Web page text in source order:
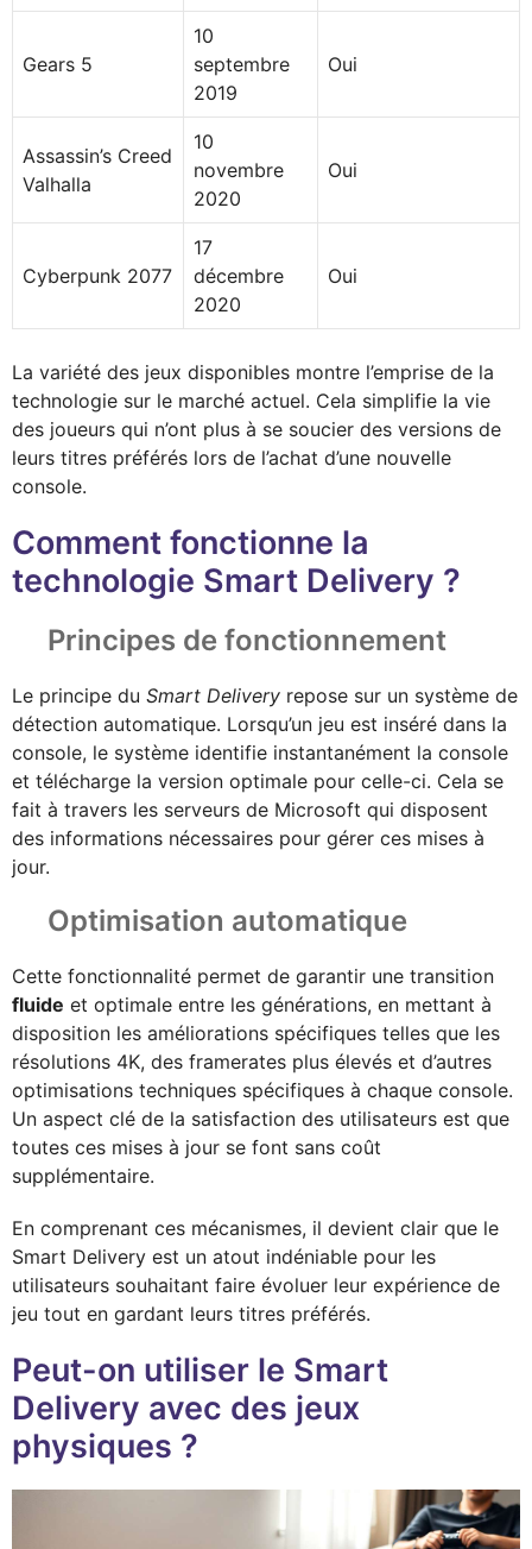
Gears 5
10
septembre
2019
Oui
Assassin’s Creed
Valhalla
10
novembre
2020
Oui
Cyberpunk 2077
17
décembre
2020
Oui
La variété des jeux disponibles montre l’emprise de la
technologie sur le marché actuel. Cela simplifie la vie
des joueurs qui n’ont plus à se soucier des versions de
leurs titres préférés lors de l’achat d’une nouvelle
console.
Comment fonctionne la
technologie Smart Delivery ?
Principes de fonctionnement
Le principe du Smart Delivery repose sur un système de
détection automatique. Lorsqu’un jeu est inséré dans la
console, le système identifie instantanément la console
et télécharge la version optimale pour celle-ci. Cela se
fait à travers les serveurs de Microsoft qui disposent
des informations nécessaires pour gérer ces mises à
jour.
Optimisation automatique
Cette fonctionnalité permet de garantir une transition
fluide et optimale entre les générations, en mettant à
disposition les améliorations spécifiques telles que les
résolutions 4K, des framerates plus élevés et d’autres
optimisations techniques spécifiques à chaque console.
Un aspect clé de la satisfaction des utilisateurs est que
toutes ces mises à jour se font sans coût
supplémentaire.
En comprenant ces mécanismes, il devient clair que le
Smart Delivery est un atout indéniable pour les
utilisateurs souhaitant faire évoluer leur expérience de
jeu tout en gardant leurs titres préférés.
Peut-on utiliser le Smart
Delivery avec des jeux
physiques ?